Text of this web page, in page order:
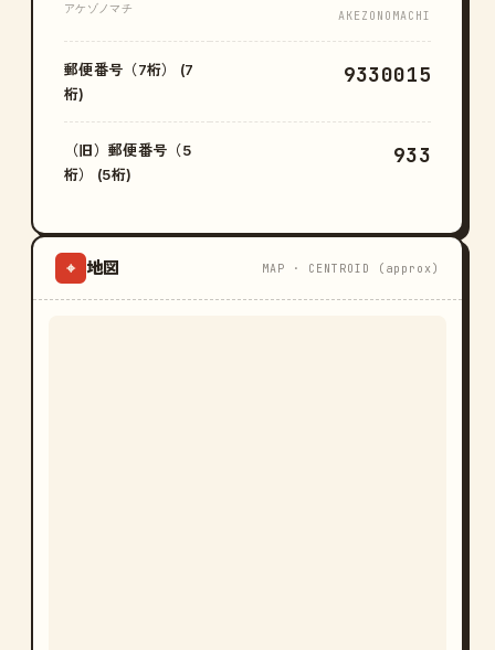
アケゾノマチ
AKEZONOMACHI
郵便番号（7桁） (7
桁)
9330015
（旧）郵便番号（5
桁） (5桁)
933
⌖ 地図 MAP · CENTROID (approx)